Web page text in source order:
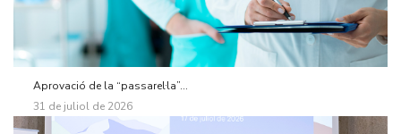
Aprovació de la “passarel·la”...
31 de juliol de 2026